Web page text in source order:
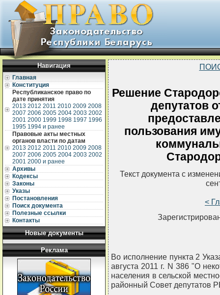
Навигация
Главная
Конституция
Республиканское право по
дате принятия
2013 2012 2011 2010 2009 2008
2007 2006 2005 2004 2003 2002
2001 2000 1999 1998 1997 1996
1995 1994 и ранее
Правовые акты местных
органов власти по датам
2013 2012 2011 2010 2009 2008
2007 2006 2005 2004 2003 2002
2001 2000 и ранее
Архивы
Кодексы
Законы
Указы
Постановления
Поиск документа
Полезные ссылки
Контакты
Новые документы
Реклама
Решение
депутатов
пользования
Текст документа с
<
Во исполнение пункта 2
августа 2011 г. N 386 "О
населения в сельской
районный Совет депутатов